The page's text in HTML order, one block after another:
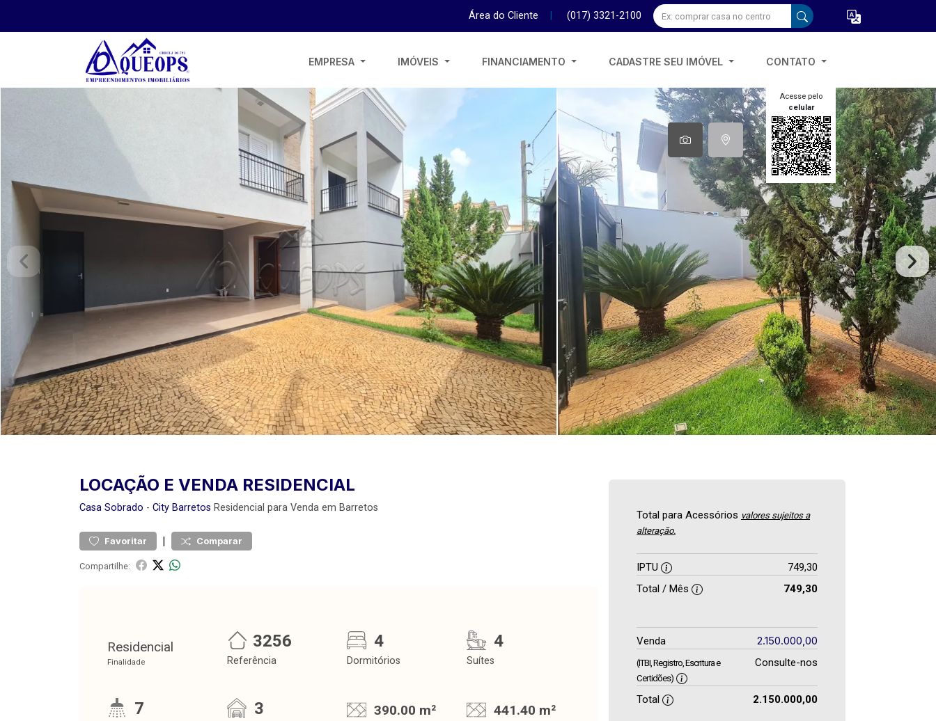
Área do Cliente (017) 3321-2100
EMPRESA IMÓVEIS FINANCIAMENTO CADASTRE SEU IMÓVEL CONTATO
Acesse pelo
celular
LOCAÇÃO E VENDA RESIDENCIAL
Casa Sobrado - City Barretos Residencial para Venda em Barretos
Favoritar | Comparar
Compartilhe:
Residencial
Finalidade
3256
Referência
4
Dormitórios
4
Suítes
7 3 390.00 m² 441.40 m²
Total para Acessórios valores sujeitos a
alteração.
IPTU
749,30
Total / Mês
749,30
Venda 2.150.000,00
(ITBI, Registro, Escritura e
Certidões)
Consulte-nos
Total 2.150.000,00